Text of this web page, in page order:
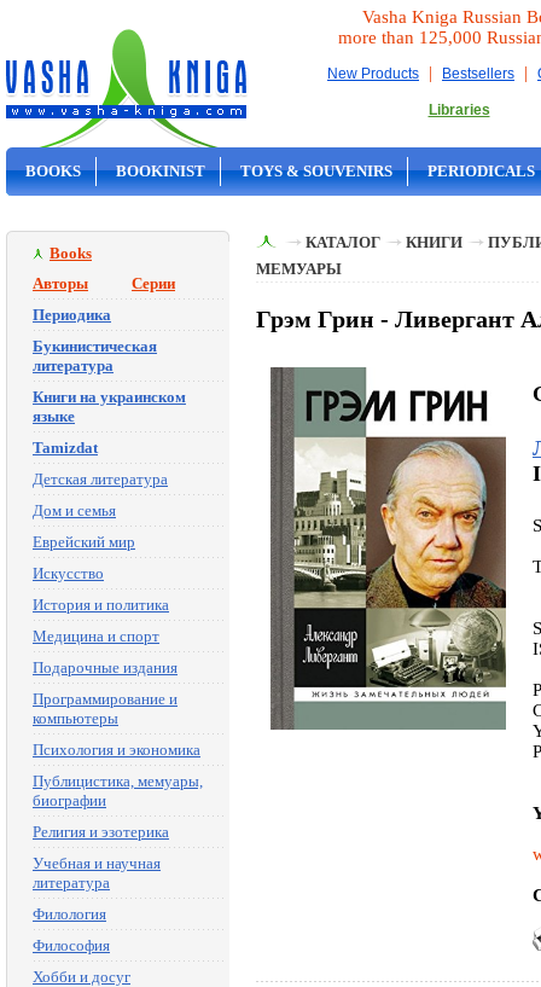
Vasha Kniga Russian
more than 125,000
New Products | Bestsellers |
Libraries
BOOKS BOOKINIST TOYS & SOUVENIRS PERIODICALS
Books
Авторы
Серии
Периодика
Букинистическая
литература
Книги на украинском
языке
Tamizdat
Детская литература
Дом и семья
Еврейский мир
Искусство
История и политика
Медицина и спорт
Подарочные издания
Программирование и
компьютеры
Психология и экономика
Публицистика, мемуары,
биографии
Религия и эзотерика
Учебная и научная
литература
Филология
Философия
Хобби и досуг
КАТАЛОГ КНИГИ
МЕМУАРЫ
Грэм Грин - Ливергант